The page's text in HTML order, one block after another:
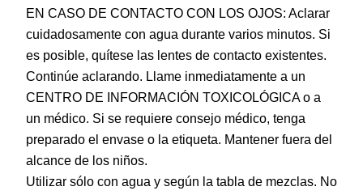
EN CASO DE CONTACTO CON LOS OJOS: Aclarar
cuidadosamente con agua durante varios minutos. Si
es posible, quítese las lentes de contacto existentes.
Continúe aclarando. Llame inmediatamente a un
CENTRO DE INFORMACIÓN TOXICOLÓGICA o a
un médico. Si se requiere consejo médico, tenga
preparado el envase o la etiqueta. Mantener fuera del
alcance de los niños.
Utilizar sólo con agua y según la tabla de mezclas. No